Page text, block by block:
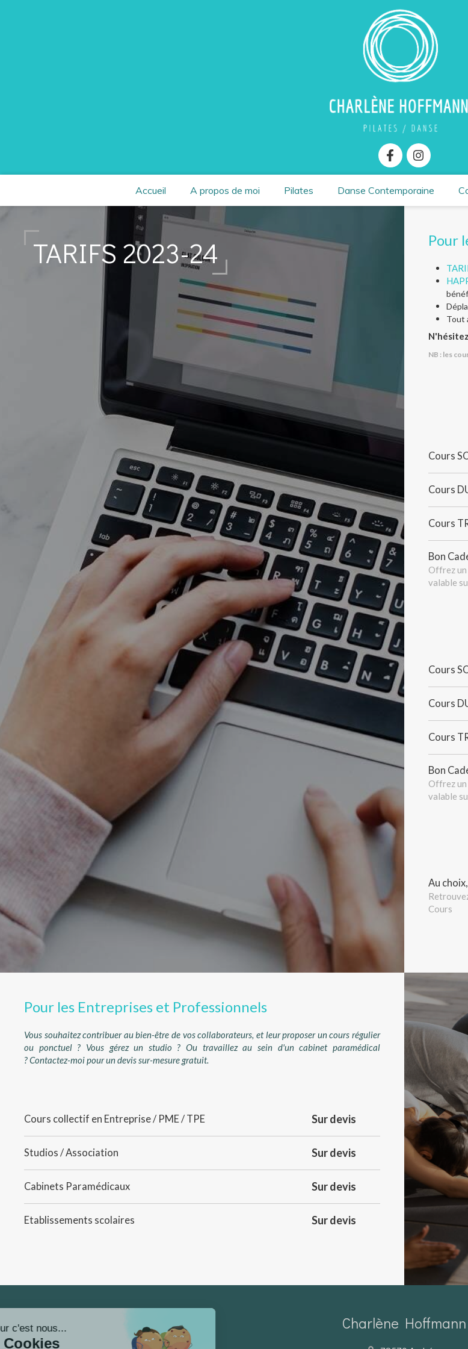
Accueil A propos de moi Pilates Danse Contemporaine
TARIFS 2023-24 Pour
Tout
NB : les
Cours
Cours
Cours
Bon
Offrez un
valable
Cours
Cours
Cours
Bon
Offrez un
valable
Au
Cours
Pour les Entreprises et Professionnels
Vous souhaitez contribuer au bien-être de vos collaborateurs, et leur proposer un cours régulier
ou ponctuel ? Vous gérez un studio ? Ou travaillez au sein d'un cabinet paramédical
? Contactez-moi pour un devis sur-mesure gratuit.
Cours collectif en Entreprise / PME / TPE Sur devis
Studios / Association Sur devis
Cabinets Paramédicaux Sur devis
Etablissements scolaires Sur devis
Charlène Hoffmann